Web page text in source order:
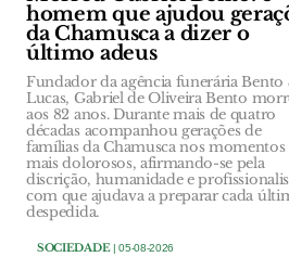
homem que ajudou
da Chamusca a dizer o
último adeus
Fundador da agência funerária Bento
Lucas, Gabriel de Oliveira Bento
aos 82 anos. Durante mais de quatro
décadas acompanhou gerações de
famílias da Chamusca nos momentos
mais dolorosos, afirmando-se pela
discrição, humanidade e
com que ajudava a preparar cada
despedida.
SOCIEDADE| 05-08-2026